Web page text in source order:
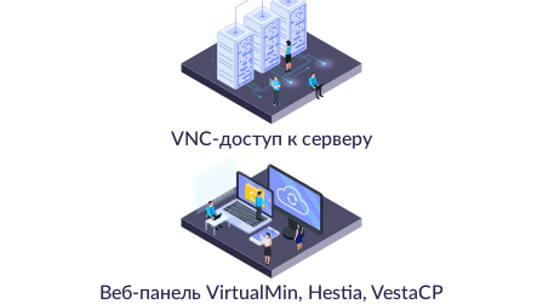
VNC-доступ к серверу
Веб-панель VirtualMin, Hestia, VestaCP